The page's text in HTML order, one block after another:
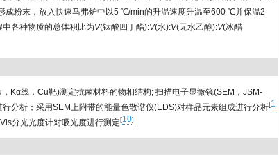
成粉末，放入快速马弗炉中以5 ℃/min的升温速度升温至600 ℃并保温2
中各种物质的总体积比为V(钛酸四丁酯):V(水):V(无水乙醇):V(冰醋
Kα线，Cu靶)测定抗菌材料的物相结构; 扫描电子显微镜(SEM，JSM-
分析；采用SEM上附带的能量色散谱仪(EDS)对样品元素组成进行分析[1
分光光度计对吸光度进行测定[10].